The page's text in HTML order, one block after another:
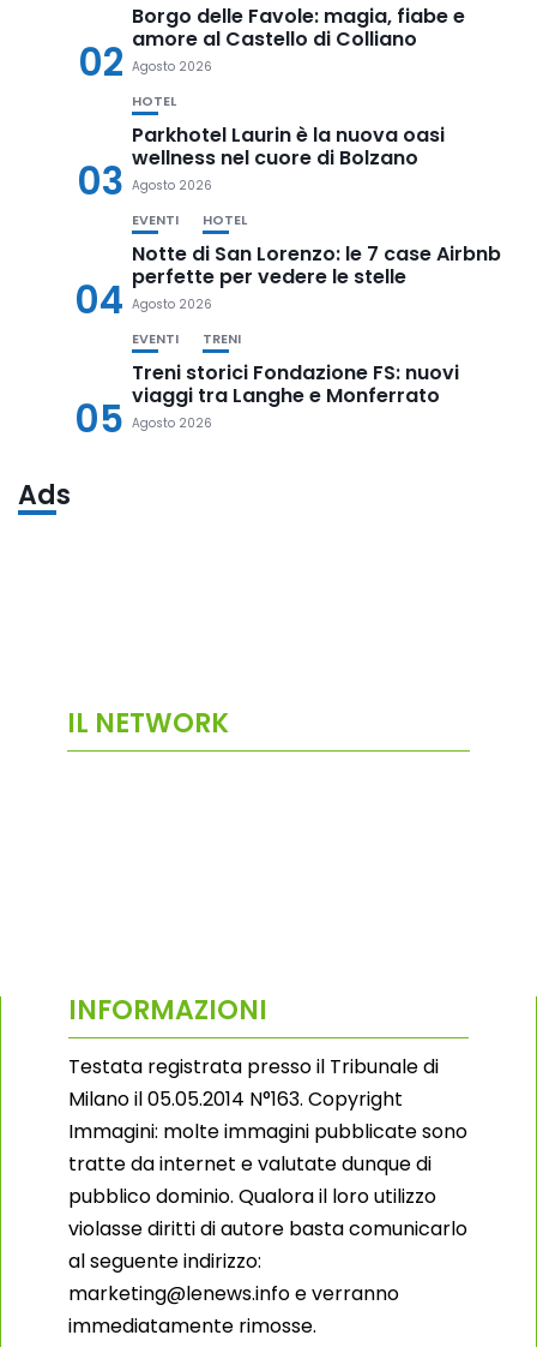
02
Borgo delle Favole: magia, fiabe e
amore al Castello di Colliano
Agosto 2026
03
HOTEL
Parkhotel Laurin è la nuova oasi
wellness nel cuore di Bolzano
Agosto 2026
04
EVENTI HOTEL
Notte di San Lorenzo: le 7 case Airbnb
perfette per vedere le stelle
Agosto 2026
05
EVENTI TRENI
Treni storici Fondazione FS: nuovi
viaggi tra Langhe e Monferrato
Agosto 2026
Ads
IL NETWORK
INFORMAZIONI
Testata registrata presso il Tribunale di
Milano il 05.05.2014 N°163. Copyright
Immagini: molte immagini pubblicate sono
tratte da internet e valutate dunque di
pubblico dominio. Qualora il loro utilizzo
violasse diritti di autore basta comunicarlo
al seguente indirizzo:
marketing@lenews.info e verranno
immediatamente rimosse.